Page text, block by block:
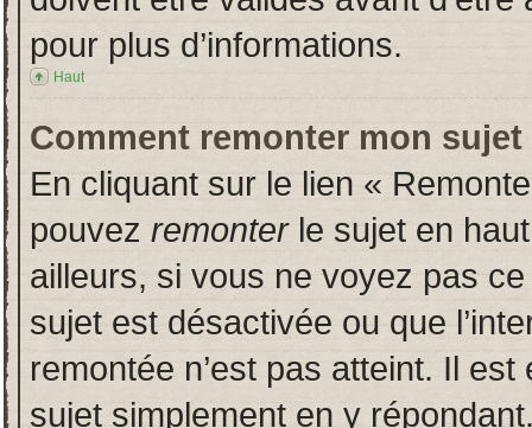
pour plus d’informations.
Haut
Comment remonter mon sujet
En cliquant sur le lien «
pouvez remonterle sujet en
ailleurs, si vous ne voyez pas
sujet est désactivée ou que
remontée n’est pas atteint. Il
sujet simplement en y